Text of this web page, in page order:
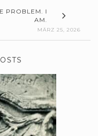
PROBLEM. I
AM.
MÄRZ 25, 2026